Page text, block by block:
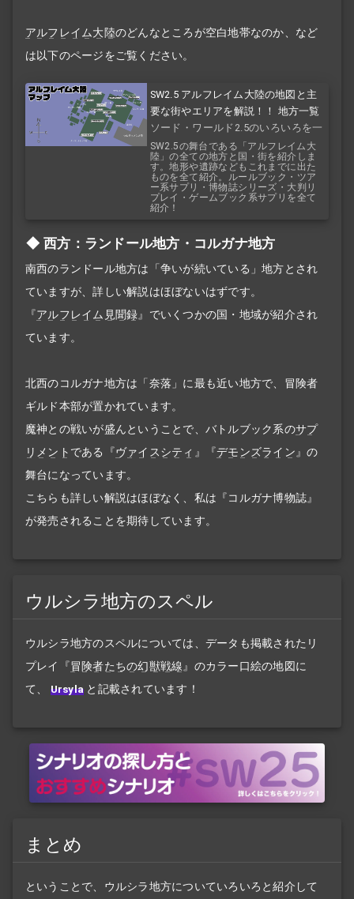
アルフレイム大陸のどんなところが空白地帯なのか、など
は以下のページをご覧ください。
SW2.5 アルフレイム大陸の地図と主
要な街やエリアを解説！！ 地方一覧
ソード・ワールド2.5のいろいろを一
覧で！
SW2.5の舞台である「アルフレイム大
陸」の全ての地方と国・街を紹介しま
す。地形や遺跡などもこれまでに出た
ものを全て紹介。ルールブック・ツア
ー系サプリ・博物誌シリーズ・大判リ
プレイ・ゲームブック系サプリを全て
紹介！
西方：ランドール地方・コルガナ地方
南西のランドール地方は「争いが続いている」地方とされ
ていますが、詳しい解説はほぼないはずです。
『アルフレイム見聞録』でいくつかの国・地域が紹介され
ています。
北西のコルガナ地方は「奈落」に最も近い地方で、冒険者
ギルド本部が置かれています。
魔神との戦いが盛んということで、バトルブック系のサプ
リメント である『ヴァイスシティ 』『デモンズライン』の
舞台になっています。
こちらも詳しい解説はほぼなく、私は『コルガナ博物誌』
が発売されることを期待しています。
ウルシラ地方のスペル
ウルシラ地方のスペルについては、データも掲載されたリ
プレイ『冒険者たちの幻獣戦線 』のカラー口絵の地図に
て、
Ursyla と記載されています！
まとめ
ということで、ウルシラ地方についていろいろと紹介して